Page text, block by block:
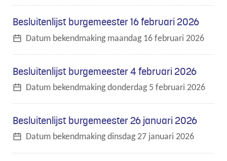
Besluitenlijst burgemeester 16 februari 2026
Datum bekendmakingmaandag 16 februari 2026
Besluitenlijst burgemeester 4 februari 2026
Datum bekendmakingdonderdag 5 februari 2026
Besluitenlijst burgemeester 26 januari 2026
Datum bekendmakingdinsdag 27 januari 2026